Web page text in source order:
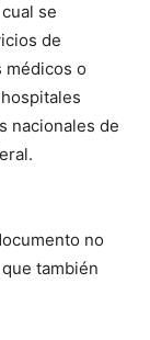
se
de
médicos o
nacionales de
no
también